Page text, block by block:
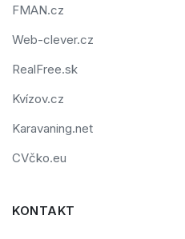
FMAN.cz
Web-clever.cz
RealFree.sk
Kvízov.cz
Karavaning.net
CVčko.eu
KONTAKT